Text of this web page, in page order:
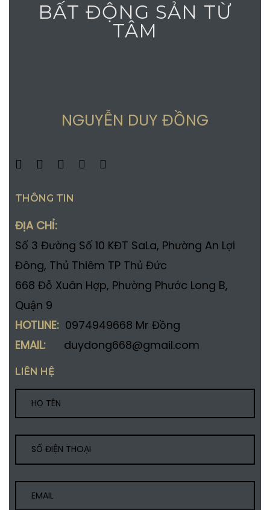
BẤT ĐỘNG SẢN TỪ
TÂM
NGUYỄN DUY ĐỒNG
THÔNG TIN
ĐỊA CHỈ:
Số 3 Đường Số 10 KĐT SaLa, Phường An Lợi
Đông, Thủ Thiêm TP Thủ Đức
668 Đỗ Xuân Hợp, Phường Phước Long B,
Quận 9
HOTLINE: 0974949668 Mr Đồng
EMAIL: duydong668@gmail.com
LIÊN HỆ